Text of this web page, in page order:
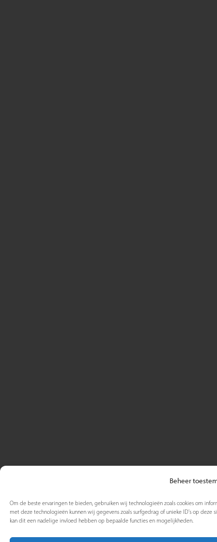
Beheer
Om de beste ervaringen te bieden, gebruiken wij technologieën zoals cookies om
met deze technologieën kunnen wij gegevens zoals surfgedrag of unieke ID's op
kan dit een nadelige invloed hebben op bepaalde functies en mogelijkheden.